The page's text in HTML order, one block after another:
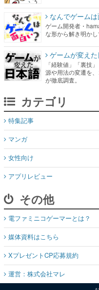
なんでゲームは
ゲーム開発者・
な形から解き明か
ゲームが変え
「経験値」「裏技
源や用法の変遷を
が徹底調査。
カテゴリ
特集記事
マンガ
女性向け
アプリレビュー
その他
電ファミニコゲーマーとは？
媒体資料はこちら
XプレゼントCP応募規約
運営：株式会社マレ